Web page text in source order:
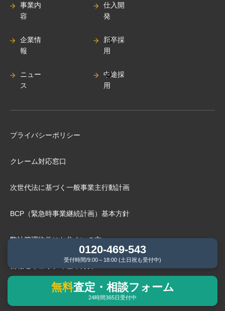
事業内
容
企業情
報
ニュー
ス
仕入開
発
新卒採
用
中途採
用
プライバシーポリシー
クレーム対応窓口
次世代法に基づく⼀般事業主⾏動計画
BCP（緊急時事業継続計画）基本⽅針
弊社管理物件にお住まいの⽅へ
0120-469-543
受付時間/9:00～18:00 (土日祝も受付中)
無料査定・相談フォーム
24時間365日受付中